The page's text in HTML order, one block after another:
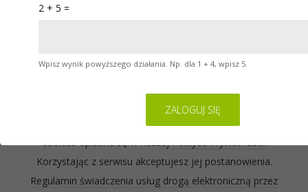
cookies. Zasady ich używania oraz informacje o
sposobie wyrażania i cofania zgody na używanie
Korzystając z serwisu akceptujesz jej postanowienia.
Regulamin świadczenia usług drogą elektroniczną przez
2 + 5 =
Wpisz wynik powyższego działania. Np. dla 1 + 4, wpisz 5.